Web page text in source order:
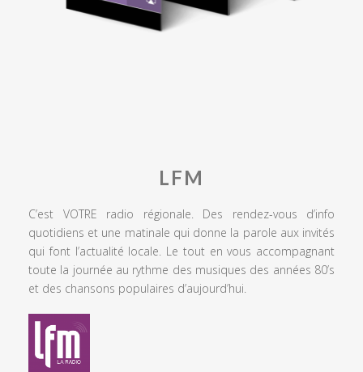
LFM
C’est VOTRE radio régionale. Des rendez-vous d’info
quotidiens et une matinale qui donne la parole aux invités
qui font l’actualité locale. Le tout en vous accompagnant
toute la journée au rythme des musiques des années 80’s
et des chansons populaires d’aujourd’hui.